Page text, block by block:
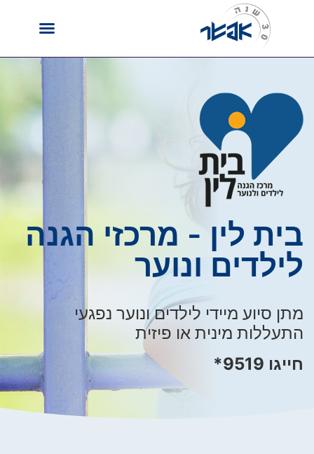
בית לין - מרכזי הגנה
לילדים ונוער
מתן סיוע מיידי לילדים ונוער נפגעי
התעללות מינית או פיזית
חייגו 9519*